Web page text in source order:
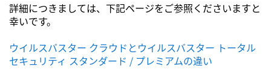
詳細につきましては、下記ページをご参照くださいますと
幸いです。
ウイルスバスター クラウドとウイルスバスター トータル
セキュリティ スタンダード / プレミアムの違い